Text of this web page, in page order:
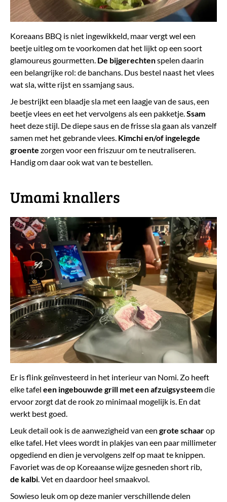
Koreaans BBQ is niet ingewikkeld, maar vergt wel een
beetje uitleg om te voorkomen dat het lijkt op een soort
glamoureus gourmetten. De bijgerechtenspelen daarin
een belangrijke rol: de banchans. Dus bestel naast het vlees
wat sla, witte rijst en ssamjang saus.
Je bestrijkt een blaadje sla met een laagje van de saus, een
beetje vlees en eet het vervolgens als een pakketje. Ssam
heet deze stijl. De diepe saus en de frisse sla gaan als vanzelf
samen met het gebrande vlees. Kimchi en/of ingelegde
groente zorgen voor een friszuur om te neutraliseren.
Handig om daar ook wat van te bestellen.
Umami knallers
Er is flink geïnvesteerd in het interieur van Nomi. Zo heeft
elke tafel een ingebouwde grill met een afzuigsysteemdie
ervoor zorgt dat de rook zo minimaal mogelijk is. En dat
werkt best goed.
Leuk detail ook is de aanwezigheid van een grote schaarop
elke tafel. Het vlees wordt in plakjes van een paar millimeter
opgediend en dien je vervolgens zelf op maat te knippen.
Favoriet was de op Koreaanse wijze gesneden short rib,
de kalbi . Vet en daardoor heel smaakvol.
Sowieso leuk om op deze manier verschillende delen